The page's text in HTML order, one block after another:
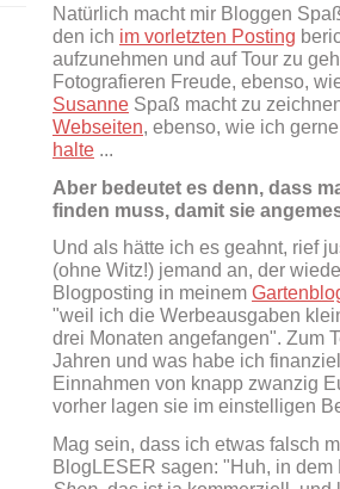
Natürlich macht mir Bloggen
den ich im vorletzten Posting
aufzunehmen und auf Tour zu
Fotografieren Freude, ebenso,
Susanne Spaß macht zu
Webseiten, ebenso, wie ich
halte ...
Aber bedeutet es denn, dass
finden muss, damit sie
Und als hätte ich es geahnt, rief
(ohne Witz!) jemand an, der
Blogposting in meinem
"weil ich die Werbeausgaben
drei Monaten angefangen". Zum
Jahren und was habe ich
Einnahmen von knapp zwanzig
vorher lagen sie im einstelligen
Mag sein, dass ich etwas falsch
BlogLESER sagen: "Huh, in